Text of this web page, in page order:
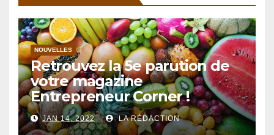
NOUVELLES
Retrouvez la 5e parution de
votre magazine
Entrepreneur Corner !
JAN 14, 2022 LA RÉDACTION